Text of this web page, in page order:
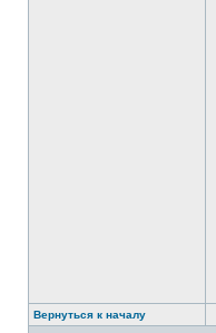
Вернуться к началу